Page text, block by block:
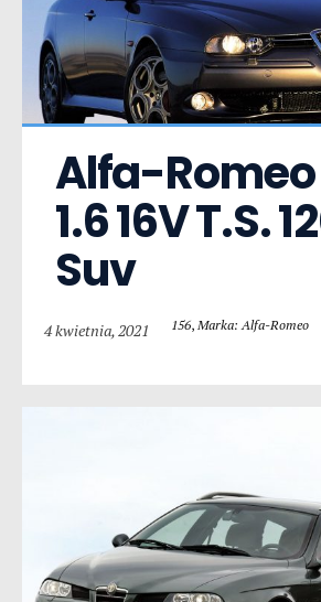
Alfa-Romeo
1.6 16V T.S.
Suv
4 kwietnia, 2021 156, Marka: Alfa-Romeo